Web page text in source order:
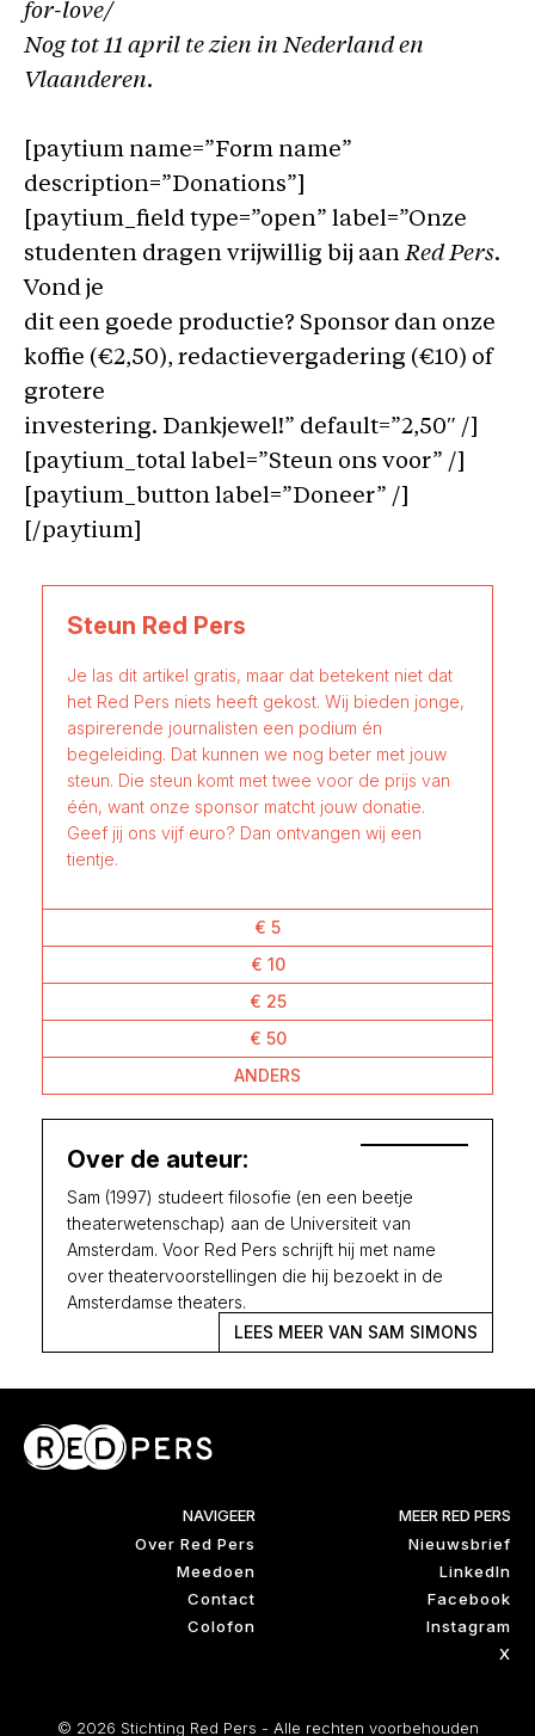
for-love/
Nog tot 11 april te zien in Nederland en
Vlaanderen.
[paytium name=”Form name”
description=”Donations”]
[paytium_field type=”open” label=”Onze
studenten dragen vrijwillig bij aanRed Pers.
Vond je
dit een goede productie? Sponsor dan onze
koffie (€2,50), redactievergadering (€10) of
grotere
investering. Dankjewel!” default=”2,50″ /]
[paytium_total label=”Steun ons voor” /]
[paytium_button label=”Doneer” /]
[/paytium]
Steun Red Pers
Je las dit artikel gratis, maar dat betekent niet dat
het Red Pers niets heeft gekost. Wij bieden jonge,
aspirerende journalisten een podium én
begeleiding. Dat kunnen we nog beter met jouw
steun. Die steun komt met twee voor de prijs van
één, want onze sponsor matcht jouw donatie.
Geef jij ons vijf euro? Dan ontvangen wij een
tientje.
€ 5
€ 10
€ 25
€ 50
ANDERS
Over de auteur:
Sam (1997) studeert filosofie (en een beetje
theaterwetenschap) aan de Universiteit van
Amsterdam. Voor Red Pers schrijft hij met name
over theatervoorstellingen die hij bezoekt in de
Amsterdamse theaters.
LEES MEER VAN SAM SIMONS
NAVIGEER
Over Red Pers
Meedoen
Contact
Colofon
MEER RED PERS
Nieuwsbrief
LinkedIn
Facebook
Instagram
X
© 2026 Stichting Red Pers - Alle rechten voorbehouden